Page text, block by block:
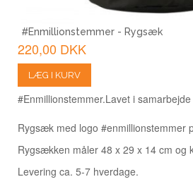
#Enmillionstemmer - Rygsæk
220,00 DKK
LÆG I KURV
Lavet i
#Enmillionstemmer.
Rygsæk med logo #enmillionstemmer
Rygsækken måler 48 x 29 x 14 cm og
Levering ca. 5-7 hverdage.